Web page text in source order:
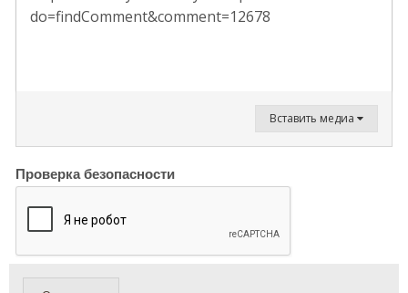
do=findComment&comment=12678
Вставить медиа
Проверка безопасности